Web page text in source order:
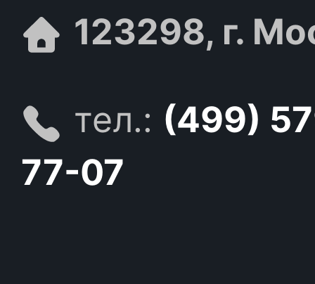
123298, г.
тел.: (499)
77-07